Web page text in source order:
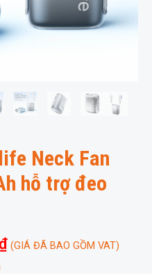
Neck Fan
hỗ trợ đeo
(GIÁ ĐÃ BAO GỒM VAT)